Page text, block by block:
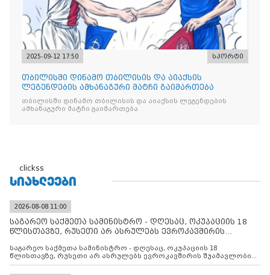
2025-09-12 17:50 სპორტი
თბილისში დინამო თბილისის და აიაქსის
ლეგენდების ამხანაგური მატჩი გაიმართება
თბილისში დინამო თბილისის და აიაქსის ლეგენდების
ამხანაგური მატჩი გაიმართება
clickss
ᲡᲘᲐᲮᲚᲔᲔᲑᲘ
2026-08-08 11:00
საგარეო საქმეთა სამინისტრო - დღესაც, ოკუპაციის 18
წლისთავზე, რუსეთი არ ასრულებს ევროკავშირის
საგარეო საქმეთა სამინისტრო - დღესაც, ოკუპაციის 18
წლისთავზე, რუსეთი არ ასრულებს ევროკავშირის შუამავლობით
დადებულ 2008 წლის 12 აგვისტოს ცეცხლის შეწყვეტის